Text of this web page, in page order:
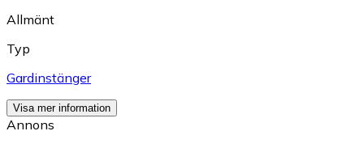
Allmänt
Typ
Gardinstänger
Visa mer information
Annons